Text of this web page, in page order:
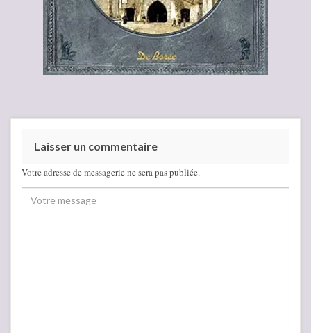
Laisser un commentaire
Votre adresse de messagerie ne sera pas publiée.